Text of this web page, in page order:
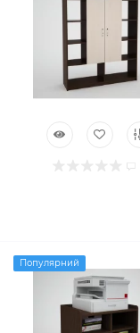
Популярний